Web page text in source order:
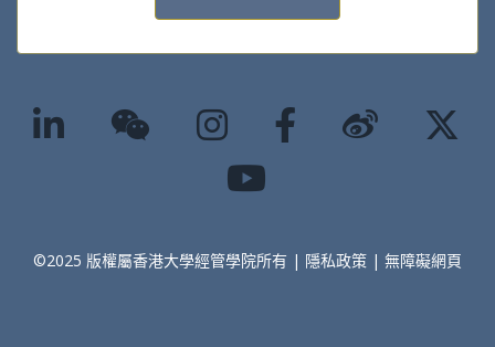
©2025 版權屬香港大學經管學院所有 | 隱私政策 | 無障礙網頁